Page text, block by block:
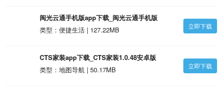
闽光云通手机版app下载_闽光云通手机版
v2.2.28安卓版
类型：便捷生活 | 127.22MB 立即下载
CTS家装app下载_CTS家装1.0.48安卓版
类型：地图导航 | 50.17MB
立即下载